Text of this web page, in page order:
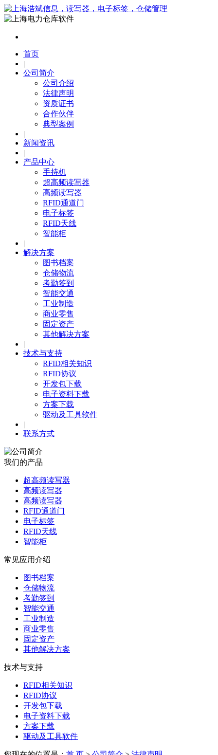
首页
|
公司简介
公司介绍
法律声明
资质证书
合作伙伴
典型案例
|
新闻资讯
|
产品中心
手持机
超高频读写器
高频读写器
RFID通道门
电子标签
RFID天线
智能柜
|
解决方案
图书档案
仓储物流
考勤签到
智能交通
工业制造
商业零售
固定资产
其他解决方案
|
技术与支持
RFID相关知识
RFID协议
开发包下载
电子资料下载
方案下载
驱动及工具软件
|
联系方式
我们的产品
超高频读写器
高频读写器
高频读写器
RFID通道门
电子标签
RFID天线
智能柜
常见应用介绍
图书档案
仓储物流
考勤签到
智能交通
工业制造
商业零售
固定资产
其他解决方案
技术与支持
RFID相关知识
RFID协议
开发包下载
电子资料下载
方案下载
驱动及工具软件